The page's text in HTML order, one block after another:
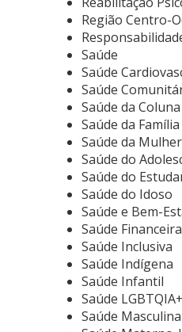
Região Centro-
Saúde
Saúde
Saúde
Saúde da Coluna
Saúde da Família
Saúde da Mulher
Saúde do
Saúde do
Saúde do Idoso
Saúde e Bem-
Saúde Financeira
Saúde Inclusiva
Saúde Indígena
Saúde Infantil
Saúde LGBTQIA+
Saúde Masculina